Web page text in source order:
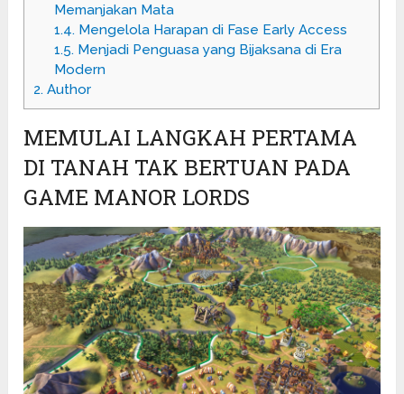
Memanjakan Mata
1.4.Mengelola Harapan di Fase Early Access
1.5.Menjadi Penguasa yang Bijaksana di Era
Modern
2. Author
MEMULAI LANGKAH PERTAMA
DI TANAH TAK BERTUAN PADA
GAME MANOR LORDS